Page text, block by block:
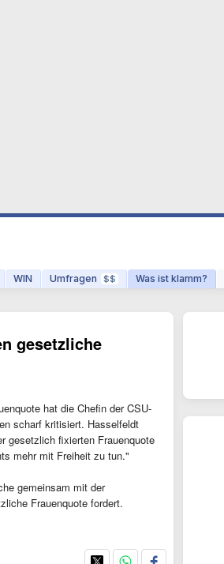
WIN Umfragen $$ Was ist klamm?
gesetzliche
hat die Chefin der CSU-
scharf kritisiert. Hasselfeldt
gesetzlich fixierten Frauenquote
mehr mit Freiheit zu tun."
gemeinsam mit der
Frauenquote fordert.